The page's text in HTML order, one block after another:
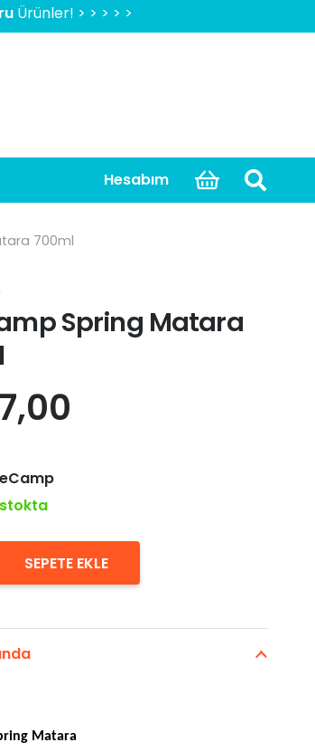
> > > > > 2000 TL Üzeri Ücretsiz Kargo,
Hesabım
700ml
Spring Matara
SEPETE EKLE
Matara